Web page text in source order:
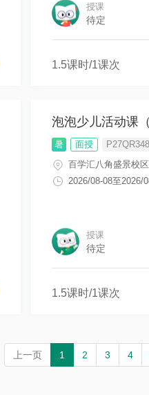
授课
待定
1.5课时/1课次
泡泡少儿活动课
暑 面授
百学汇八角盛景校
2026/08-08至2026/
授课
待定
1.5课时/1课次
上一页 1 2 3 4